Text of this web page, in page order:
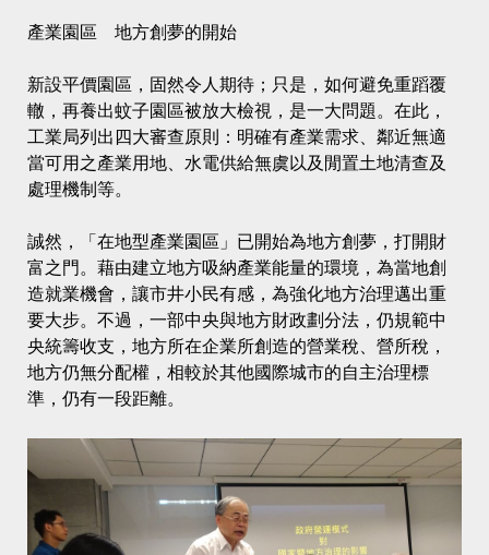
產業園區 地方創夢的開始
新設平價園區，固然令人期待；只是，如何避免重蹈覆
轍，再養出蚊子園區被放大檢視，是一大問題。在此，
工業局列出四大審查原則：明確有產業需求、鄰近無適
當可用之產業用地、水電供給無虞以及閒置土地清查及
處理機制等。
誠然，「在地型產業園區」已開始為地方創夢，打開財
富之門。藉由建立地方吸納產業能量的環境，為當地創
造就業機會，讓市井小民有感，為強化地方治理邁出重
要大步。不過，一部中央與地方財政劃分法，仍規範中
央統籌收支，地方所在企業所創造的營業稅、營所稅，
地方仍無分配權，相較於其他國際城市的自主治理標
準，仍有一段距離。